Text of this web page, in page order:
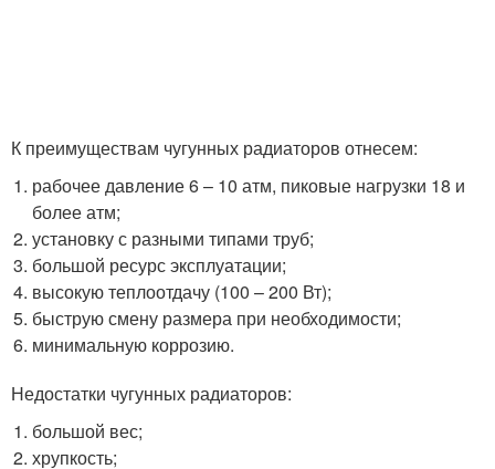
К преимуществам чугунных радиаторов отнесем:
рабочее давление 6 – 10 атм, пиковые нагрузки 18 и
более атм;
установку с разными типами труб;
большой ресурс эксплуатации;
высокую теплоотдачу (100 – 200 Вт);
быструю смену размера при необходимости;
минимальную коррозию.
Недостатки чугунных радиаторов:
большой вес;
хрупкость;